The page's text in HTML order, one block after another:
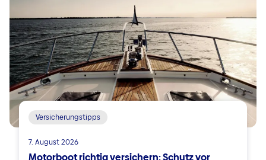
Versicherungstipps
7. August 2026